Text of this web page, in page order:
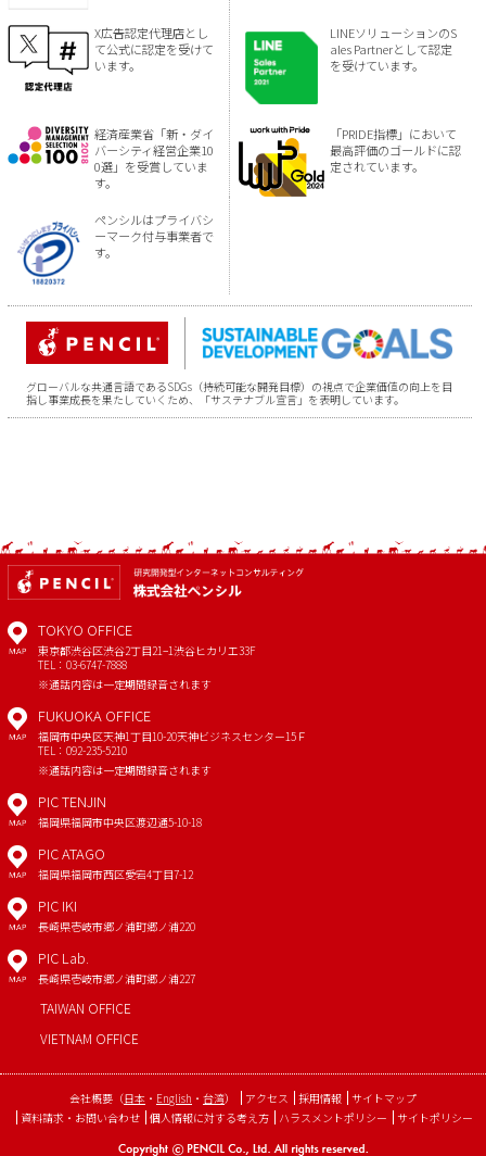
X広告認定代理店とし
て公式に認定を受けて
います。
LINEソリューションのS
ales Partnerとして認定
を受けています。
経済産業省「新・ダイ
バーシティ経営企業10
0選」を受賞していま
す。
「PRIDE指標」において
最高評価のゴールドに認
定されています。
ペンシルはプライバシ
ーマーク付与事業者で
す。
グローバルな共通言語であるSDGs（持続可能な開発目標）の視点で企業価値の向上を目
指し事業成長を果たしていくため、「サステナブル宣言」を表明しています。
MAP
TOKYO OFFICE
東京都渋谷区渋谷2丁目21−1渋谷ヒカリエ33F
TEL：03-6747-7888
※通話内容は一定期間録音されます
MAP
FUKUOKA OFFICE
福岡市中央区天神1丁目10-20天神ビジネスセンター15Ｆ
TEL：092-235-5210
※通話内容は一定期間録音されます
MAP
PIC TENJIN
福岡県福岡市中央区渡辺通5-10-18
MAP
PIC ATAGO
福岡県福岡市西区愛宕4丁目7-12
MAP
PIC IKI
長崎県壱岐市郷ノ浦町郷ノ浦220
MAP
PIC Lab.
長崎県壱岐市郷ノ浦町郷ノ浦227
TAIWAN OFFICE
VIETNAM OFFICE
会社概要 （日本 ・ English ・ 台湾） アクセス 採用情報 サイトマップ
資料請求・お問い合わせ 個人情報に対する考え方 ハラスメントポリシー サイトポリシー